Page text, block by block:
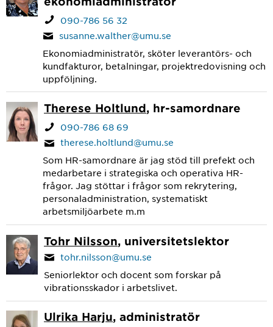
090-786 56 32
susanne.walther@umu.se
Ekonomiadministratör, sköter leverantörs- och
kundfakturor, betalningar, projektredovisning och
uppföljning.
Therese Holtlund, hr-samordnare
090-786 68 69
therese.holtlund@umu.se
Som HR-samordnare är jag stöd till prefekt och
medarbetare i strategiska och operativa HR-
frågor. Jag stöttar i frågor som rekrytering,
personaladministration, systematiskt
arbetsmiljöarbete m.m
Tohr Nilsson, universitetslektor
tohr.nilsson@umu.se
Seniorlektor och docent som forskar på
vibrationsskador i arbetslivet.
Ulrika Harju, administratör